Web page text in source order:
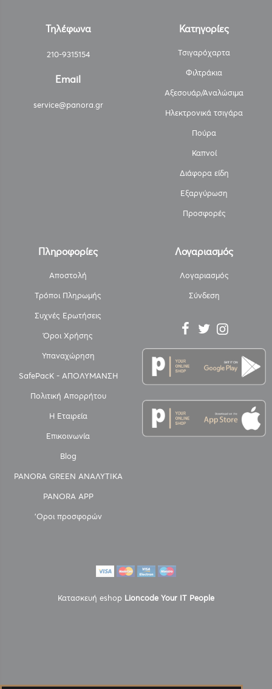
Τηλέφωνα
210-9315154
Email
service@panora.gr
Κατηγορίες
Τσιγαρόχαρτα
Φιλτράκια
Αξεσουάρ/Αναλώσιμα
Ηλεκτρονικά τσιγάρα
Πούρα
Καπνοί
Διάφορα είδη
Εξαργύρωση
Προσφορές
Πληροφορίες
Αποστολή
Τρόποι Πληρωμής
Συχνές Ερωτήσεις
Όροι Χρήσης
Υπαναχώρηση
SafePacK - ΑΠΟΛΥΜΑΝΣΗ
Πολιτική Απορρήτου
Η Εταιρεία
Επικοινωνία
Blog
PANORA GREEN ΑΝΑΛΥΤΙΚΑ
PANORA APP
'Οροι προσφορών
Λογαριασμός
Λογαριασμός
Σύνδεση
Κατασκευή eshop Lioncode Your IT People